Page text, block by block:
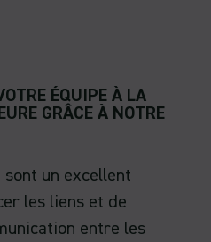
ÉQUIPE À LA
GRÂCE À NOTRE
un excellent
les liens et de
entre les